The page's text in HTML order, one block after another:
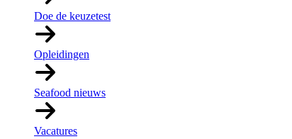
Doe de keuzetest
Opleidingen
Seafood nieuws
Vacatures